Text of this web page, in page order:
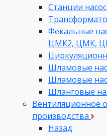
Станции
Фекальные
ЦМК2, ЦМК,
Шламовые
Шламовые
Шланговые
Вентиляционное
производства
Назад